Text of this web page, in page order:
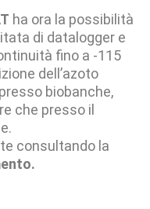
ha ora la possibilità
di datalogger e
fino a -115
dell’azoto
biobanche,
che presso il
consultando la